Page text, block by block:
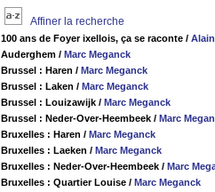
Affiner la recherche
100 ans de Foyer ixellois, ça se raconte /
Auderghem / Marc Meganck
Brussel : Haren / Marc Meganck
Brussel : Laken / Marc Meganck
Brussel : Louizawijk / Marc Meganck
Brussel : Neder-Over-Heembeek / Marc
Bruxelles : Haren / Marc Meganck
Bruxelles : Laeken / Marc Meganck
Bruxelles : Neder-Over-Heembeek / Marc
Bruxelles : Quartier Louise / Marc Meganck